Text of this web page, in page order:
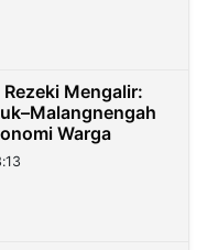
Mengalir:
Warga